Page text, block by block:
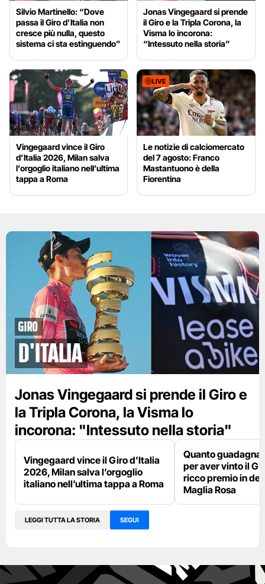
Silvio Martinello: “Dove
passa il Giro d’Italia non
cresce più nulla, questo
sistema ci sta estinguendo”
Jonas Vingegaard si prende
il Giro e la Tripla Corona, la
Visma lo incorona:
“Intessuto nella storia”
Vingegaard vince il Giro
d’Italia 2026, Milan salva
l’orgoglio italiano nell’ultima
tappa a Roma
LIVE
Le notizie di calciomercato
del 7 agosto: Franco
Mastantuono è della
Fiorentina
Giro
d'Italia
Jonas Vingegaard si prende il Giro e
la Tripla Corona, la Visma lo
incorona: "Intessuto nella storia"
Vingegaard vince il Giro d’Italia
2026, Milan salva l’orgoglio
italiano nell’ultima tappa a Roma
Quanto guadagna
per aver vinto il
ricco premio in
Maglia Rosa
LEGGI TUTTA LA STORIA SEGUI